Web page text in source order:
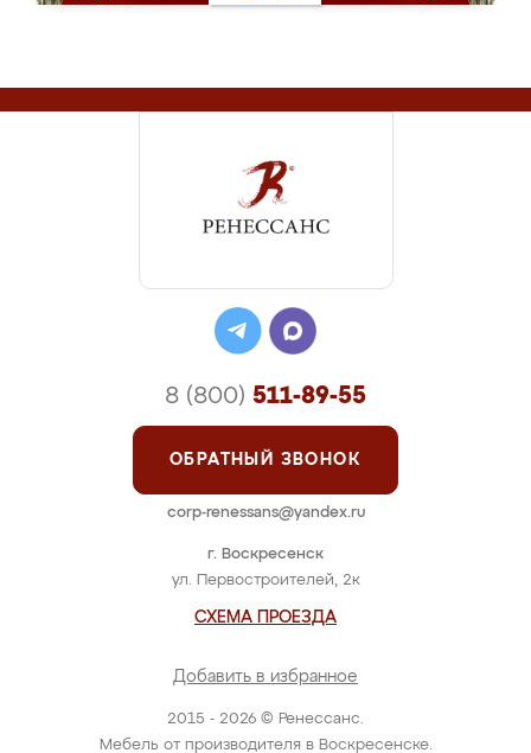
2015 - 2026 © Ренессанс.
Мебель от производителя в Воскресенске.
г. Воскресенск
ул. Первостроителей, 2к
СХЕМА ПРОЕЗДА
Добавить в избранное
8 (800) 511-89-55
ОБРАТНЫЙ ЗВОНОК
corp-renessans@yandex.ru